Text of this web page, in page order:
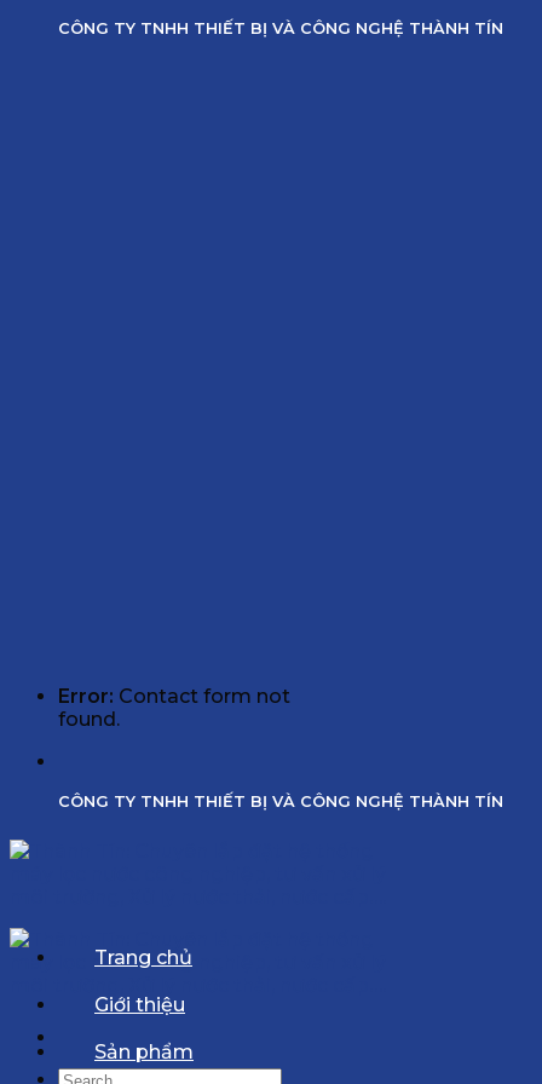
CÔNG TY TNHH THIẾT BỊ VÀ CÔNG NGHỆ THÀNH TÍN
Error: Contact form not
found.
CÔNG TY TNHH THIẾT BỊ VÀ CÔNG NGHỆ THÀNH TÍN
Search
Trang chủ
Giới thiệu
Sản phẩm